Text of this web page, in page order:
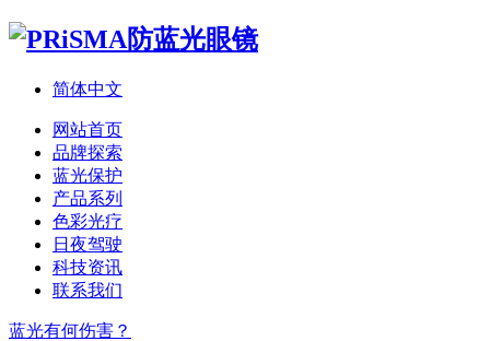
简体中文
网站首页
品牌探索
蓝光保护
产品系列
色彩光疗
日夜驾驶
科技资讯
联系我们
蓝光有何伤害？